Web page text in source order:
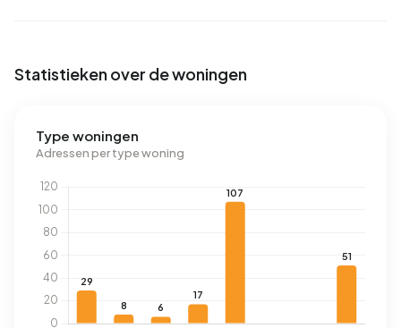
Statistieken over de woningen
Type woningen
Adressen per type woning